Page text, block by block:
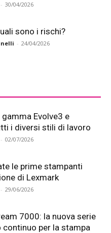
- 30/04/2026
sono i rischi?
- 24/04/2026
Evolve3 e
i diversi stili di lavoro
- 02/07/2026
le prime stampanti
di Lexmark
- 29/06/2026
7000: la nuova serie
continuo per la stampa